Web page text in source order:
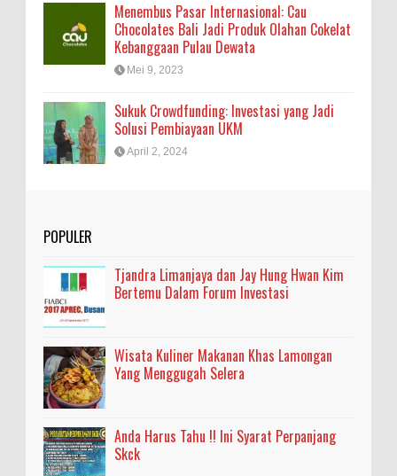
Menembus Pasar Internasional: Cau
Chocolates Bali Jadi Produk Olahan Cokelat
Kebanggaan Pulau Dewata
Mei 9, 2023
Sukuk Crowdfunding: Investasi yang Jadi
Solusi Pembiayaan UKM
April 2, 2024
POPULER
Tjandra Limanjaya dan Jay Hung Hwan Kim
Bertemu Dalam Forum Investasi
Wisata Kuliner Makanan Khas Lamongan
Yang Menggugah Selera
Anda Harus Tahu !! Ini Syarat Perpanjang
Skck